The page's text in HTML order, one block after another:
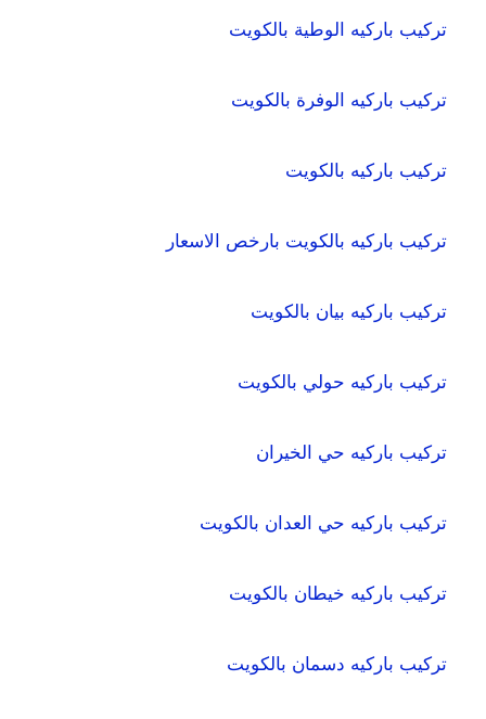
تركيب باركيه الوطية بالكويت
تركيب باركيه الوفرة بالكويت
تركيب باركيه بالكويت
تركيب باركيه بالكويت بارخص الاسعار
تركيب باركيه بيان بالكويت
تركيب باركيه حولي بالكويت
تركيب باركيه حي الخيران
تركيب باركيه حي العدان بالكويت
تركيب باركيه خيطان بالكويت
تركيب باركيه دسمان بالكويت